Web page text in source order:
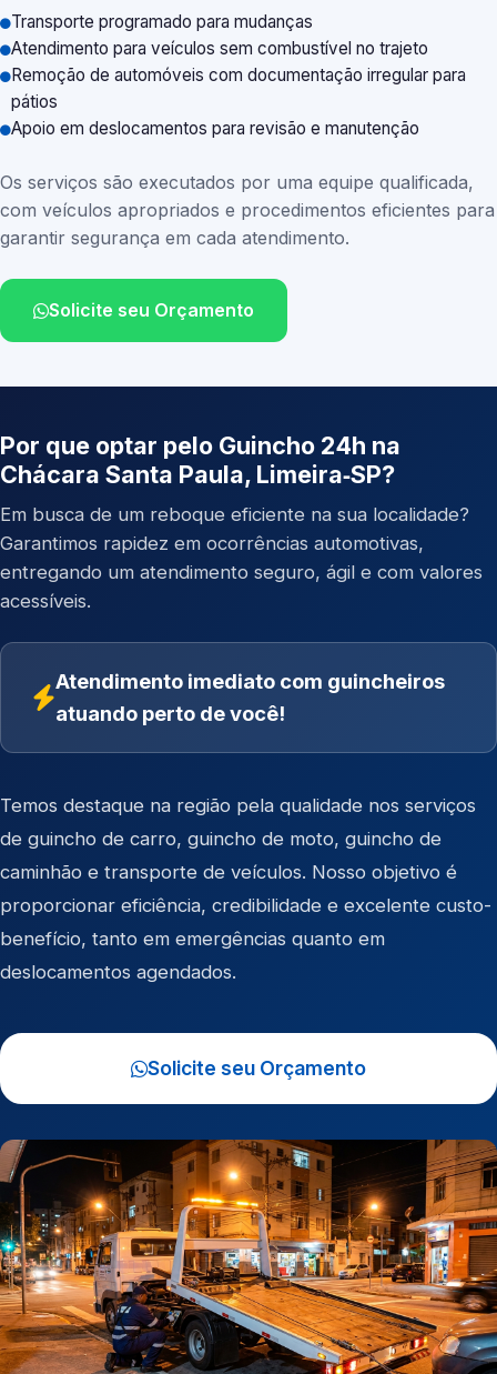
Transporte programado para mudanças
Atendimento para veículos sem combustível no trajeto
Remoção de automóveis com documentação irregular para
pátios
Apoio em deslocamentos para revisão e manutenção
Os serviços são executados por uma equipe qualificada,
com veículos apropriados e procedimentos eficientes para
garantir segurança em cada atendimento.
Solicite seu Orçamento
Por que optar pelo Guincho 24h na
Chácara Santa Paula, Limeira‑SP?
Em busca de um reboque eficiente na sua localidade?
Garantimos rapidez em ocorrências automotivas,
entregando um atendimento seguro, ágil e com valores
acessíveis.
Atendimento imediato com guincheiros
atuando perto de você!
Temos destaque na região pela qualidade nos serviços
de guincho de carro, guincho de moto, guincho de
caminhão e transporte de veículos. Nosso objetivo é
proporcionar eficiência, credibilidade e excelente custo-
benefício, tanto em emergências quanto em
deslocamentos agendados.
Solicite seu Orçamento